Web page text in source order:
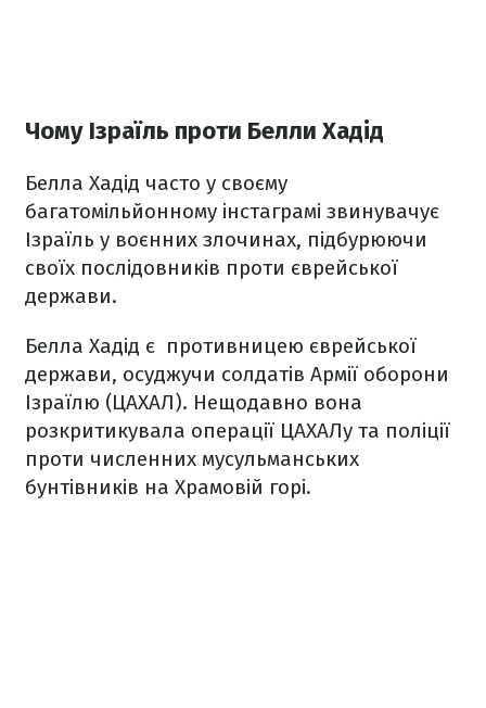
Чому Ізраїль проти Белли Хадід
Белла Хадід часто у своєму
багатомільйонному інстаграмі звинувачує
Ізраїль у воєнних злочинах, підбурюючи
своїх послідовників проти єврейської
держави.
Белла Хадід є противницею єврейської
держави, осуджучи солдатів Армії оборони
Ізраїлю (ЦАХАЛ). Нещодавно вона
розкритикувала операції ЦАХАЛу та поліції
проти численних мусульманських
бунтівників на Храмовій горі.